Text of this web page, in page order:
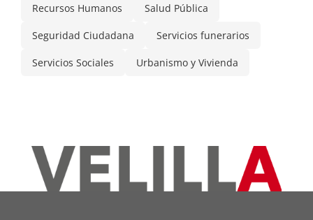
Recursos Humanos Salud Pública
Seguridad Ciudadana Servicios funerarios
Servicios Sociales Urbanismo y Vivienda